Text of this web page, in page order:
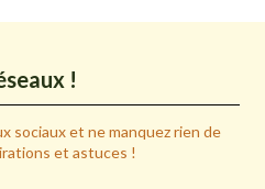
!
sociaux et ne manquez rien de
et astuces !